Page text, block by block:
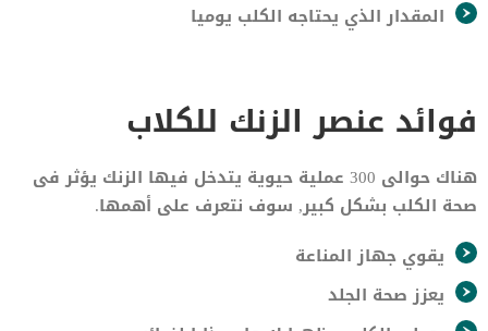
المقدار الذي يحتاجه الكلب يوميا
فوائد عنصر الزنك للكلاب
هناك حوالى 300 عملية حيوية يتدخل فيها الزنك يؤثر فى
صحة الكلب بشكل كبير, سوف نتعرف على أهمها.
يقوي جهاز المناعة
يعزز صحة الجلد